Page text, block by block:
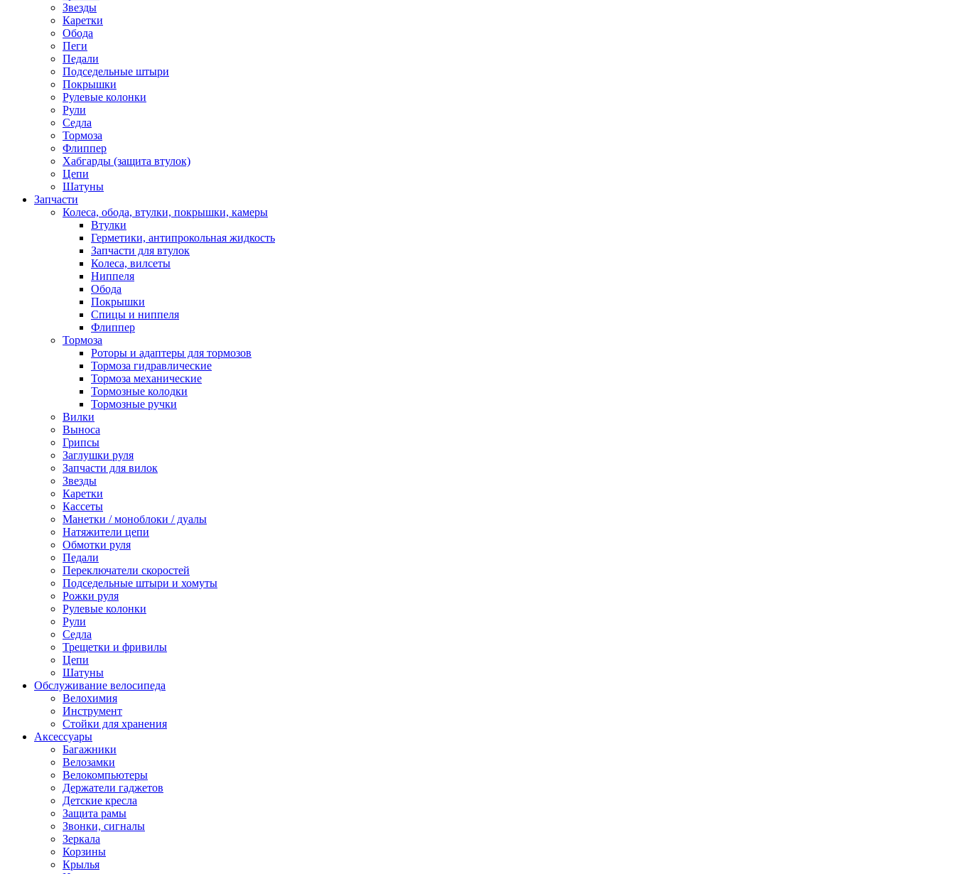
Звезды
Каретки
Обода
Пеги
Педали
Подседельные штыри
Покрышки
Рулевые колонки
Рули
Седла
Тормоза
Флиппер
Хабгарды (защита втулок)
Цепи
Шатуны
Запчасти
Колеса, обода, втулки, покрышки, камеры
Втулки
Герметики, антипрокольная жидкость
Запчасти для втулок
Колеса, вилсеты
Ниппеля
Обода
Покрышки
Спицы и ниппеля
Флиппер
Тормоза
Роторы и адаптеры для тормозов
Тормоза гидравлические
Тормоза механические
Тормозные колодки
Тормозные ручки
Вилки
Выноса
Грипсы
Заглушки руля
Запчасти для вилок
Звезды
Каретки
Кассеты
Манетки / моноблоки / дуалы
Натяжители цепи
Обмотки руля
Педали
Переключатели скоростей
Подседельные штыри и хомуты
Рожки руля
Рулевые колонки
Рули
Седла
Трещетки и фривилы
Цепи
Шатуны
Обслуживание велосипеда
Велохимия
Инструмент
Стойки для хранения
Аксессуары
Багажники
Велозамки
Велокомпьютеры
Держатели гаджетов
Детские кресла
Защита рамы
Звонки, сигналы
Зеркала
Корзины
Крылья